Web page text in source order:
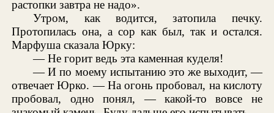
растопки завтра не надо».
Утром, как водится, затопила печку.
Протопилась она, а сор как был, так и остался.
Марфуша сказала Юрку:
— Не горит ведь эта каменная куделя!
— И по моему испытанию это же выходит, —
отвечает Юрко. — На огонь пробовал, на кислоту
пробовал, одно понял, — какой-то вовсе не